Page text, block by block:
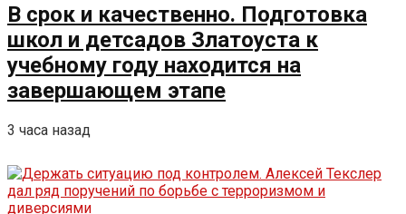
В срок и качественно. Подготовка
школ и детсадов Златоуста к
учебному году находится на
завершающем этапе
3 часа назад